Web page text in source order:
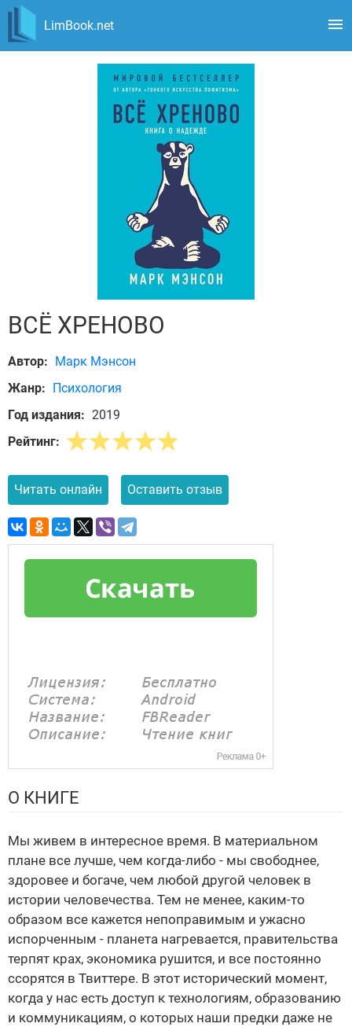
LimBook.net
ВСЁ ХРЕНОВО
Автор: Марк Мэнсон
Жанр: Психология
Год издания: 2019
Рейтинг:
Читать онлайн Оставить отзыв
О КНИГЕ
Мы живем в интересное время. В материальном
плане все лучше, чем когда-либо - мы свободнее,
здоровее и богаче, чем любой другой человек в
истории человечества. Тем не менее, каким-то
образом все кажется непоправимым и ужасно
испорченным - планета нагревается, правительства
терпят крах, экономика рушится, и все постоянно
ссорятся в Твиттере. В этот исторический момент,
когда у нас есть доступ к технологиям, образованию
и коммуникациям, о которых наши предки даже не